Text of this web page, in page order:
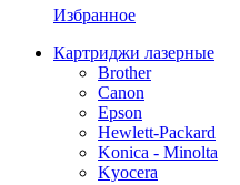
Избранное
Картриджи лазерные
Brother
Canon
Epson
Hewlett-Packard
Konica - Minolta
Kyocera